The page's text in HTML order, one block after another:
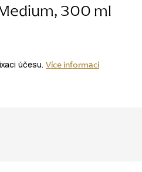
300 ml
účesu. Více informací